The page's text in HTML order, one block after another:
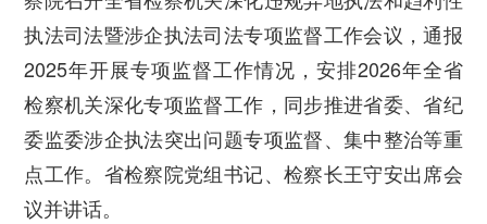
执法司法暨涉企执法司法专项监督工作会议，通报
2025年开展专项监督工作情况，安排2026年全省
检察机关深化专项监督工作，同步推进省委、省纪
委监委涉企执法突出问题专项监督、集中整治等重
点工作。省检察院党组书记、检察长王守安出席会
议并讲话。